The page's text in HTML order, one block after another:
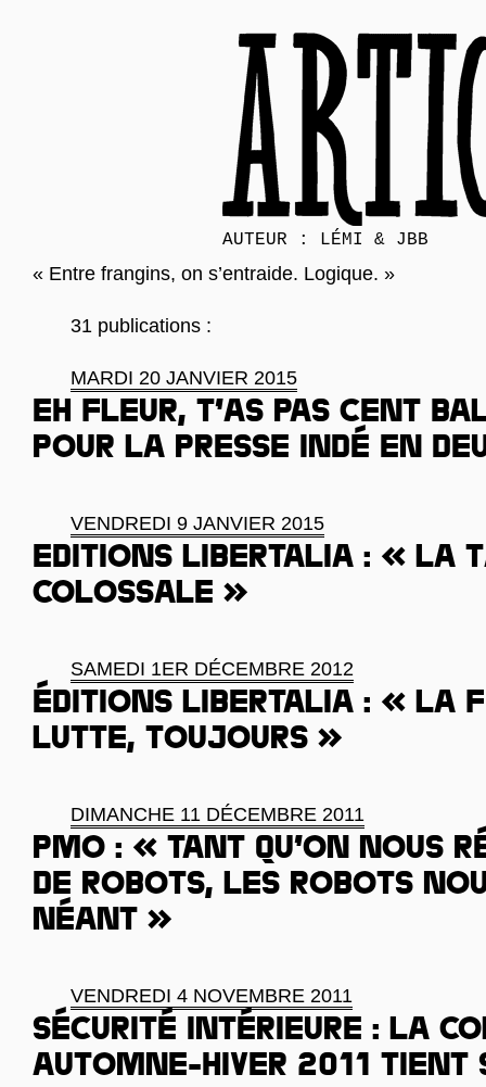
AUTEUR : LÉMI & JBB
« Entre frangins, on s’entraide. Logique. »
31 publications :
MARDI 20 JANVIER 2015
Eh Fleur, t’as pas cent
pour la presse indé en
VENDREDI 9 JANVIER 2015
Editions Libertalia : « La
colossale »
SAMEDI 1ER DÉCEMBRE 2012
Éditions Libertalia : « La
lutte, toujours »
DIMANCHE 11 DÉCEMBRE 2011
PMO : « Tant qu’on nous
de robots, les robots
néant »
VENDREDI 4 NOVEMBRE 2011
Sécurité intérieure : la
automne-hiver 2011 tient